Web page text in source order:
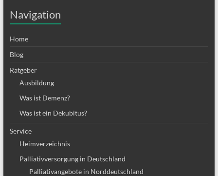
Navigation
Home
Blog
Ratgeber
Ausbildung
Was ist Demenz?
Was ist ein Dekubitus?
Service
Heimverzeichnis
Palliativversorgung in Deutschland
Palliativangebote in Norddeutschland